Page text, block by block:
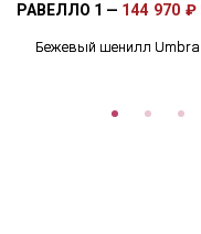
РАВЕЛЛО 1 144 970 ₽
Бежевый шенилл Umbra